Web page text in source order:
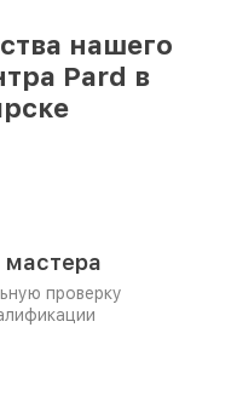
нашего
Pard в
проверку